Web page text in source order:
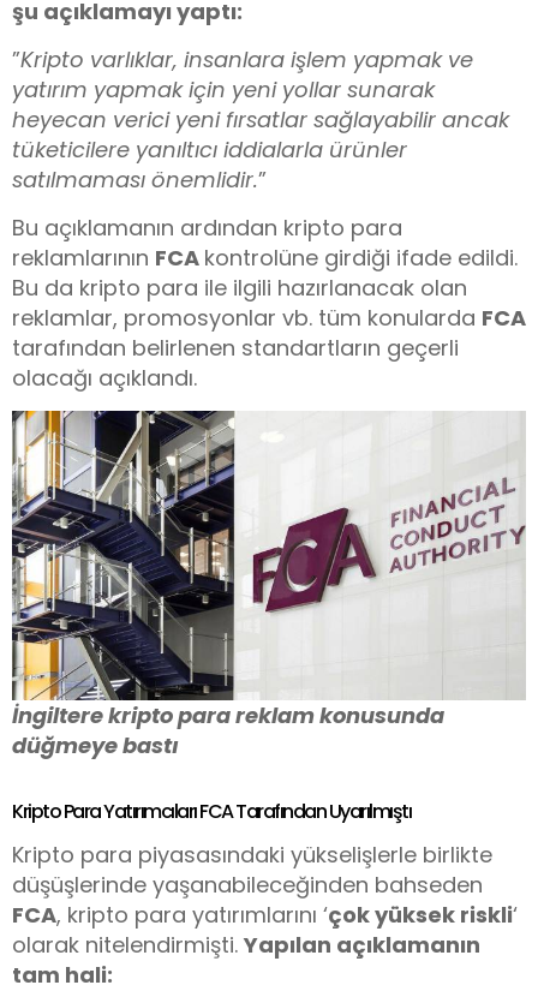
şu açıklamayı yaptı:
”Kripto varlıklar, insanlara işlem yapmak ve
yatırım yapmak için yeni yollar sunarak
heyecan verici yeni fırsatlar sağlayabilir ancak
tüketicilere yanıltıcı iddialarla ürünler
satılmaması önemlidir.”
Bu açıklamanın ardından kripto para
reklamlarının FCA kontrolüne girdiği ifade edildi.
Bu da kripto para ile ilgili hazırlanacak olan
reklamlar, promosyonlar vb. tüm konularda FCA
tarafından belirlenen standartların geçerli
olacağı açıklandı.
İngiltere kripto para reklam konusunda
düğmeye bastı
Kripto Para Yatırımcıları FCA Tarafından Uyarılmıştı
Kripto para piyasasındaki yükselişlerle birlikte
düşüşlerinde yaşanabileceğinden bahseden
FCA, kripto para yatırımlarını ‘çok yüksek riskli‘
olarak nitelendirmişti. Yapılan açıklamanın
tam hali: